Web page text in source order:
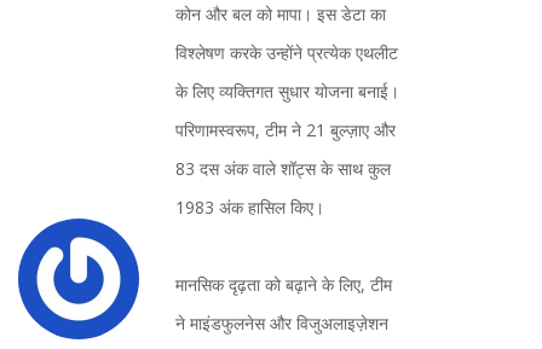
कोन और बल को मापा। इस डेटा का
विश्लेषण करके उन्होंने प्रत्येक एथलीट
के लिए व्यक्तिगत सुधार योजना बनाई।
परिणामस्वरूप, टीम ने 21 बुल्ज़ाए और
83 दस अंक वाले शॉट्स के साथ कुल
1983 अंक हासिल किए।
मानसिक दृढ़ता को बढ़ाने के लिए, टीम
ने माइंडफुलनेस और विजुअलाइज़ेशन